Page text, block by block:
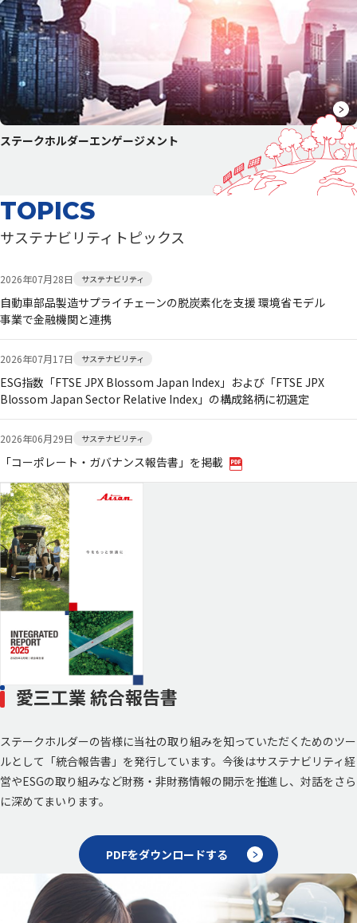
ステークホルダーエンゲージメント
TOPICS
サステナビリティトピックス
2026年07月28日 サステナビリティ
自動車部品製造サプライチェーンの脱炭素化を支援 環境省モデル
事業で金融機関と連携
2026年07月17日 サステナビリティ
ESG指数「FTSE JPX Blossom Japan Index」および「FTSE JPX
Blossom Japan Sector Relative Index」の構成銘柄に初選定
2026年06月29日 サステナビリティ
「コーポレート・ガバナンス報告書」を掲載
愛三工業 統合報告書
ステークホルダーの皆様に当社の取り組みを知っていただくためのツー
ルとして「統合報告書」を発行しています。今後はサステナビリティ経
営やESGの取り組みなど財務・非財務情報の開示を推進し、対話をさら
に深めてまいります。
PDFをダウンロードする